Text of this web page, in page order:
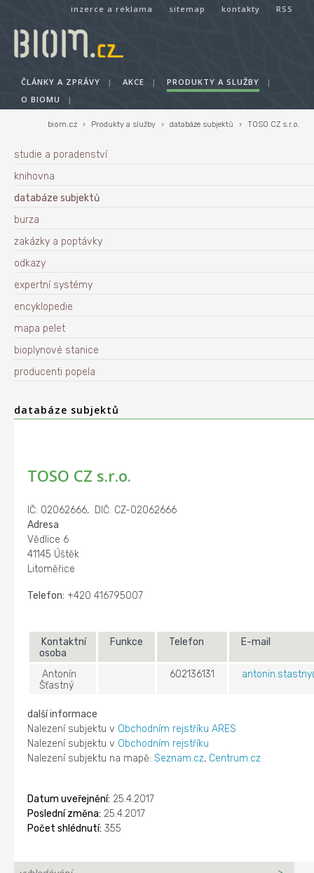
inzerce a reklama sitemap kontakty RSS
ČLÁNKY A ZPRÁVY | AKCE | PRODUKTY A SLUŽBY
|
O BIOMU
|
biom.cz › Produkty a služby › databáze subjektů › TOSO CZ s.r.o.
studie a poradenství
knihovna
databáze subjektů
burza
zakázky a poptávky
odkazy
expertní systémy
encyklopedie
mapa pelet
bioplynové stanice
producenti popela
databáze subjektů
TOSO CZ s.r.o.
IČ: 02062666, DIČ: CZ-02062666
Adresa
Vědlice 6
41145 Úštěk
Litoměřice
Telefon: +420 416795007
Kontaktní
osoba
Funkce Telefon E-mail
Antonín
Šťastný
602136131
další informace
Nalezení subjektu v Obchodním rejstříku ARES
Nalezení subjektu v Obchodním rejstříku
Nalezení subjektu na mapě: Seznam.cz, Centrum.cz
Datum uveřejnění: 25.4.2017
Poslední změna: 25.4.2017
Počet shlédnutí: 355